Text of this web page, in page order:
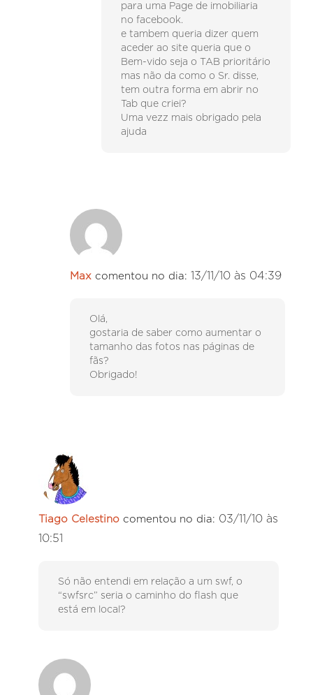
para uma Page de imobiliaria
no facebook.
e tambem queria dizer quem
aceder ao site queria que o
Bem-vido seja o TAB prioritário
mas não da como o Sr. disse,
tem outra forma em abrir no
Tab que criei?
Uma vezz mais obrigado pela
ajuda
Max comentou no dia: 13/11/10 às 04:39
Olá,
gostaria de saber como aumentar o
tamanho das fotos nas páginas de
fãs?
Obrigado!
Tiago Celestino comentou no dia: 03/11/10 às
10:51
Só não entendi em relação a um swf, o
“swfsrc” seria o caminho do flash que
está em local?